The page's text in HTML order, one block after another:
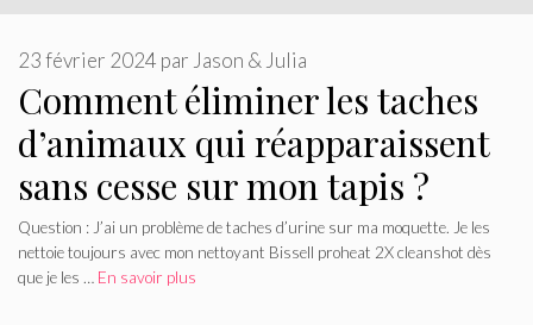
Comment éliminer les taches
d’animaux qui réapparaissent
sans cesse sur mon tapis ?
23 février 2024 par Jason & Julia
Question : J’ai un problème de taches d’urine sur ma moquette. Je les
nettoie toujours avec mon nettoyant Bissell proheat 2X cleanshot dès
que je les … En savoir plus